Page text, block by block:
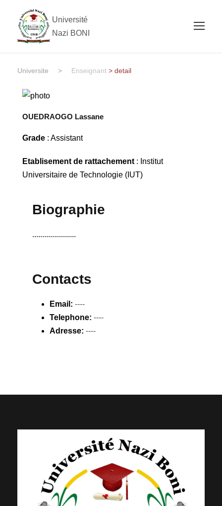
Université
Nazi BONI
Universite > Enseignant > detail
OUEDRAOGO Lassane
Grade: Assistant
Etablisement de rattachement: Institut
Universitaire de Technologie (IUT)
Biographie
......................
Contacts
Email: ----
Telephone: ----
Adresse: ----